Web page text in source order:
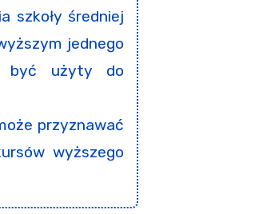
szkoły średniej
jednego
być użyty do
przyznawać
wyższego